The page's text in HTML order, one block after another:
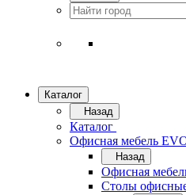
Каталог
Назад
Каталог
Офисная мебель
Назад
Офисная
Cтолы